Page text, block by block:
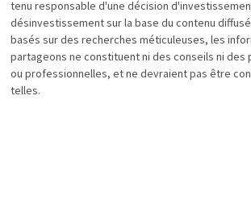
tenu responsable d'une décision
désinvestissement sur la base du contenu
basés sur des recherches méticuleuses, les
partageons ne constituent ni des conseils ni des
ou professionnelles, et ne devraient pas être
telles.